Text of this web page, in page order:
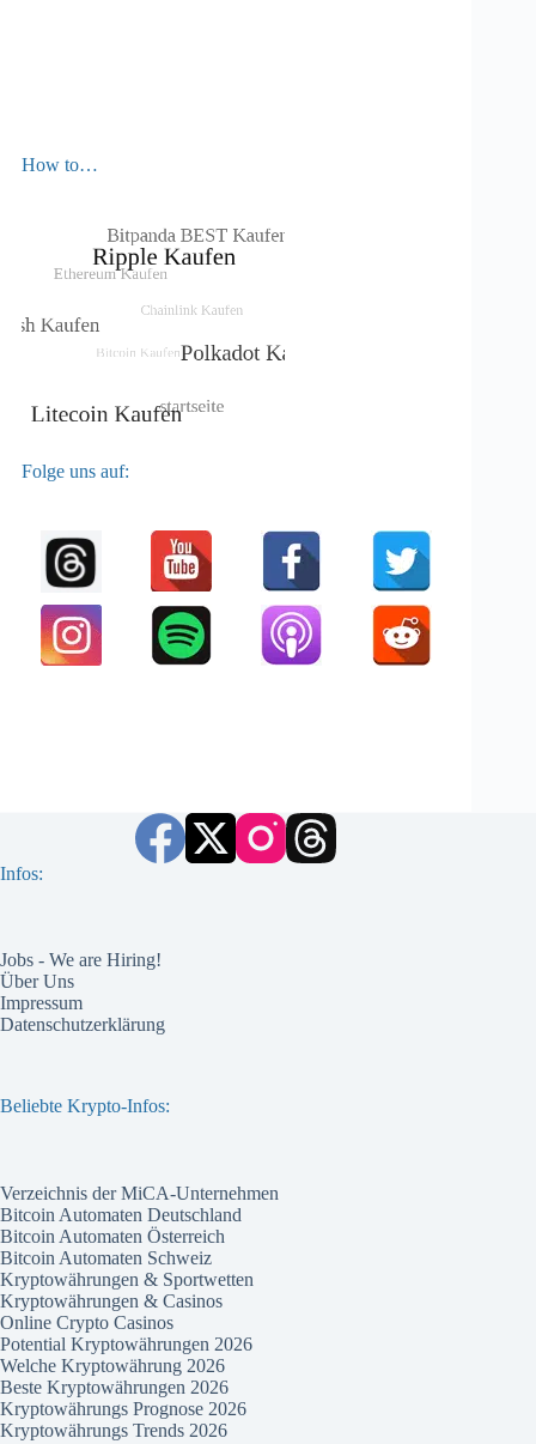
How to…
Folge uns auf:
Infos:
Jobs - We are Hiring!
Über Uns
Impressum
Datenschutzerklärung
Beliebte Krypto-Infos:
Verzeichnis der MiCA-Unternehmen
Bitcoin Automaten Deutschland
Bitcoin Automaten Österreich
Bitcoin Automaten Schweiz
Kryptowährungen & Sportwetten
Kryptowährungen & Casinos
Online Crypto Casinos
Potential Kryptowährungen 2026
Welche Kryptowährung 2026
Beste Kryptowährungen 2026
Kryptowährungs Prognose 2026
Kryptowährungs Trends 2026